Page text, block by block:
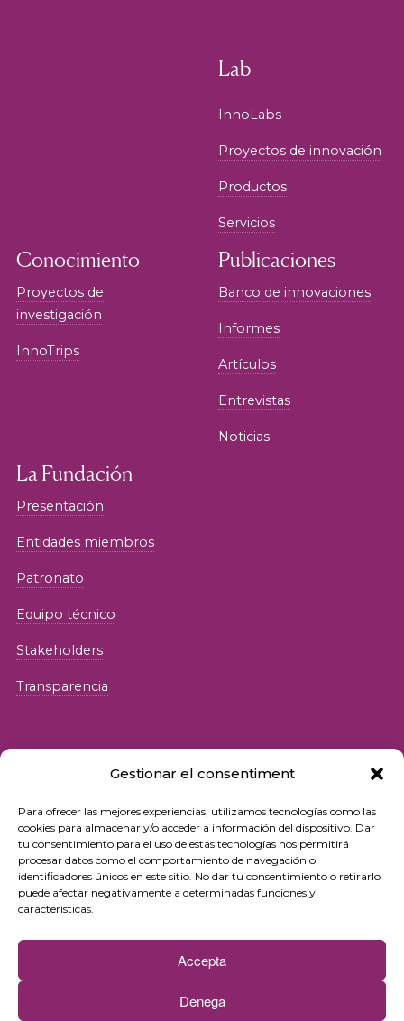
Gestionar el consentiment
Para ofrecer las mejores experiencias, utilizamos tecnologías como las
cookies para almacenar y/o acceder a información del dispositivo. Dar
tu consentimiento para el uso de estas tecnologías nos permitirá
procesar datos como el comportamiento de navegación o
identificadores únicos en este sitio. No dar tu consentimiento o retirarlo
puede afectar negativamente a determinadas funciones y
características.
Accepta
Denega
Lab
InnoLabs
Proyectos de innovación
Productos
Servicios
Conocimiento
Proyectos de
investigación
InnoTrips
Publicaciones
Banco de innovaciones
Informes
Artículos
Entrevistas
Noticias
La Fundación
Presentación
Entidades miembros
Patronato
Equipo técnico
Stakeholders
Transparencia
© 2026 Fundació iSocial
Política de privacidad
Condiciones de uso
Política de cookies
Contacto